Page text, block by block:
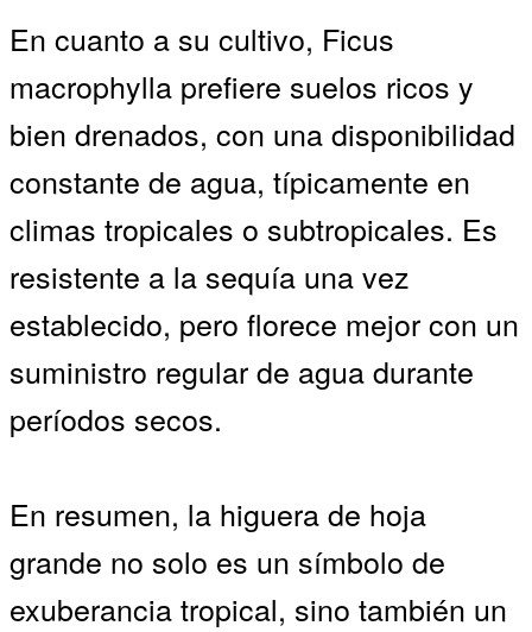
En cuanto a su cultivo, Ficus
macrophylla prefiere suelos ricos y
bien drenados, con una disponibilidad
constante de agua, típicamente en
climas tropicales o subtropicales. Es
resistente a la sequía una vez
establecido, pero florece mejor con un
suministro regular de agua durante
períodos secos.
En resumen, la higuera de hoja
grande no solo es un símbolo de
exuberancia tropical, sino también un